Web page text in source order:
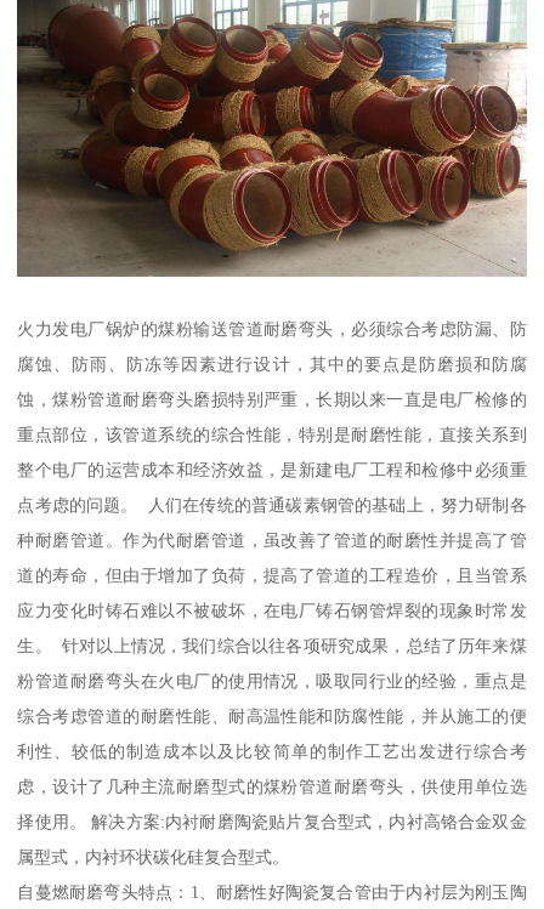
火力发电厂锅炉的煤粉输送管道耐磨弯头，必须综合考虑防漏、防
腐蚀、防雨、防冻等因素进行设计，其中的要点是防磨损和防腐
蚀，煤粉管道耐磨弯头磨损特别严重，长期以来一直是电厂检修的
重点部位，该管道系统的综合性能，特别是耐磨性能，直接关系到
整个电厂的运营成本和经济效益，是新建电厂工程和检修中必须重
点考虑的问题。 人们在传统的普通碳素钢管的基础上，努力研制各
种耐磨管道。作为代耐磨管道，虽改善了管道的耐磨性并提高了管
道的寿命，但由于增加了负荷，提高了管道的工程造价，且当管系
应力变化时铸石难以不被破坏，在电厂铸石钢管焊裂的现象时常发
生。 针对以上情况，我们综合以往各项研究成果，总结了历年来煤
粉管道耐磨弯头在火电厂的使用情况，吸取同行业的经验，重点是
综合考虑管道的耐磨性能、耐高温性能和防腐性能，并从施工的便
利性、较低的制造成本以及比较简单的制作工艺出发进行综合考
虑，设计了几种主流耐磨型式的煤粉管道耐磨弯头，供使用单位选
择使用。 解决方案:内衬耐磨陶瓷贴片复合型式，内衬高铬合金双金
属型式，内衬环状碳化硅复合型式。
自蔓燃耐磨弯头特点：1、耐磨性好陶瓷复合管由于内衬层为刚玉陶